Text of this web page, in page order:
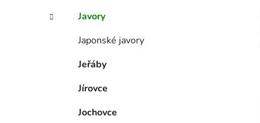
Javory
Japonské javory
Jeřáby
Jírovce
Jochovce